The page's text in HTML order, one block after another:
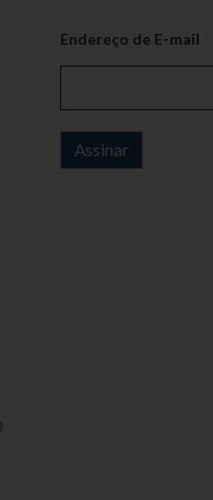
Endereço de E-mail